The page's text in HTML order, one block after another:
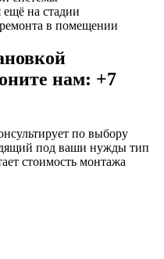
на стадии
ремонта в помещении
нам: +7
по выбору
под ваши нужды тип
стоимость монтажа